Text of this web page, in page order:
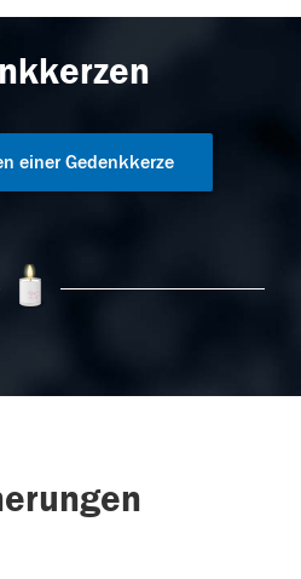
einer Gedenkkerze